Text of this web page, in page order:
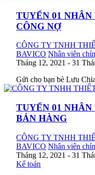
TUYỂN 01
CÔNG NỢ
CÔNG TY TNHH
BAVICO Nhân viên
Tháng 12, 2021 - 31
Gửi cho bạn bè Lưu
TUYỂN 01
BÁN HÀNG
CÔNG TY TNHH
BAVICO Nhân viên
Tháng 12, 2021 - 31
Kế toán